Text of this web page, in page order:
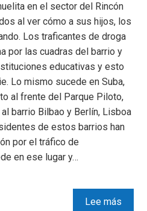
en el sector del Rincón
al ver cómo a sus hijos, los
Los traficantes de droga
por las cuadras del barrio y
educativas y esto
Lo mismo sucede en Suba,
al frente del Parque Piloto,
barrio Bilbao y Berlín, Lisboa
de estos barrios han
por el tráfico de
en ese lugar y…
Lee más